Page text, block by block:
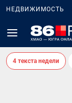
НЕДВИЖИМОСТЬ
4 текста недели